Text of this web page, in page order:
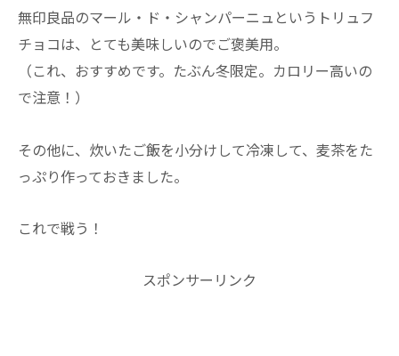
無印良品のマール・ド・シャンパーニュというトリュフ
チョコは、とても美味しいのでご褒美用。
（これ、おすすめです。たぶん冬限定。カロリー高いの
で注意！）
その他に、炊いたご飯を小分けして冷凍して、麦茶をた
っぷり作っておきました。
これで戦う！
スポンサーリンク